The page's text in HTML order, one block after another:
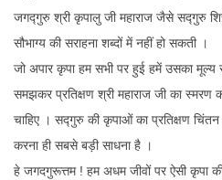
जगद्गुरु श्री कृपालु जी महाराज जैसे सद्गुरु
सौभाग्य की सराहना शब्दों में नहीं हो सकती ।
जो अपार कृपा हम सभी पर हुई हमें उसका
समझकर प्रतिक्षण श्री महाराज जी का
चाहिए । सद्गुरु की कृपाओं का प्रतिक्षण
करना ही सबसे बड़ी साधना है ।
हे जगदगुरूत्तम ! हम अधम जीवों पर ऐसी कृपा